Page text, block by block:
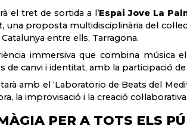
el tret de sortida a l’Espai Jove La
, una proposta multidisciplinària del
entre ells, Tarragona.
immersiva que combina música
de canvi i identitat, amb la participació
amb el ‘Laboratorio de Beats del
la improvisació i la creació
PER A TOTS ELS